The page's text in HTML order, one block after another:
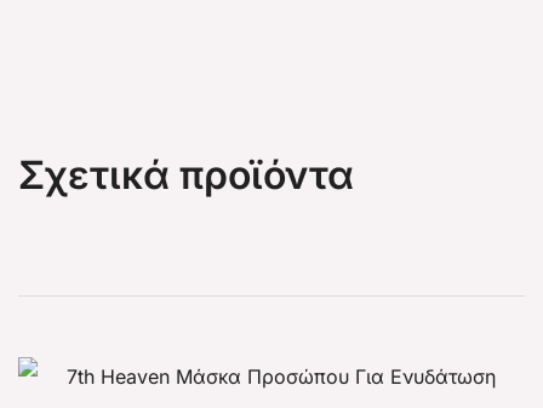
Σχετικά προϊόντα